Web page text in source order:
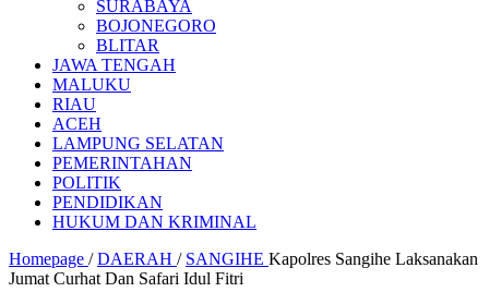
SURABAYA
BOJONEGORO
BLITAR
JAWA TENGAH
MALUKU
RIAU
ACEH
LAMPUNG SELATAN
PEMERINTAHAN
POLITIK
PENDIDIKAN
HUKUM DAN KRIMINAL
Homepage / DAERAH / SANGIHE Kapolres Sangihe Laksanakan
Jumat Curhat Dan Safari Idul Fitri